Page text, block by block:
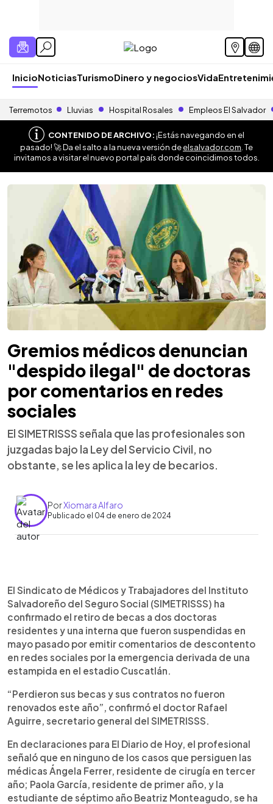
InicioNoticiasTurismoDinero y negociosVida
Terremotos Lluvias Hospital Rosales Empleos El Salvador
CONTENIDO DE ARCHIVO:¡Estás navegando en el
pasado! 🚀 Da el salto a la nueva versión deelsalvador.com . Te
invitamos a visitar el nuevo portal país donde coincidimos todos.
Gremios médicos denuncian
"despido ilegal" de doctoras
por comentarios en redes
sociales
El SIMETRISSS señala que las profesionales son
juzgadas bajo la Ley del Servicio Civil, no
obstante, se les aplica la ley de becarios.
PorXiomara Alfaro
Publicado el 04 de enero de 2024
► Escuchar artículo
El Sindicato de Médicos y Trabajadores del Instituto
Salvadoreño del Seguro Social (SIMETRISSS) ha
confirmado el retiro de becas a dos doctoras
residentes y una interna que fueron suspendidas en
mayo pasado por emitir comentarios de descontento
en redes sociales por la emergencia derivada de una
estampida en el estadio Cuscatlán.
“Perdieron sus becas y sus contratos no fueron
renovados este año”, confirmó el doctor Rafael
Aguirre, secretario general del SIMETRISSS.
En declaraciones para El Diario de Hoy, el profesional
señaló que en ninguno de los casos que persiguen las
médicas Ángela Ferrer, residente de cirugía en tercer
año; Paola García, residente de primer año, y la
estudiante de séptimo año Beatriz Monteagudo, se ha